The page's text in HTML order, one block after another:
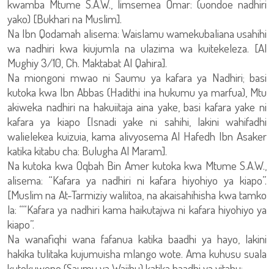
kwamba Mtume S.A.W., limsemea Omar: (uondoe nadhiri
yako) [Bukhari na Muslim].
Na Ibn Qodamah alisema: Waislamu wamekubaliana usahihi
wa nadhiri kwa kiujumla na ulazima wa kuitekeleza. [Al
Mughiy 3/10, Ch. Maktabat Al Qahira].
Na miongoni mwao ni Saumu ya kafara ya Nadhiri; basi
kutoka kwa Ibn Abbas (Hadithi ina hukumu ya marfua), Mtu
akiweka nadhiri na hakuiitaja aina yake, basi kafara yake ni
kafara ya kiapo [Isnadi yake ni sahihi, lakini wahifadhi
walielekea kuizuia, kama alivyosema Al Hafedh Ibn Asaker
katika kitabu cha: Bulugha Al Maram].
Na kutoka kwa Oqbah Bin Amer kutoka kwa Mtume S.A.W.,
alisema: “Kafara ya nadhiri ni kafara hiyohiyo ya kiapo”.
[Muslim na At-Tarmiziy waliitoa, na akaisahihisha kwa tamko
la: ““Kafara ya nadhiri kama haikutajwa ni kafara hiyohiyo ya
kiapo”.
Na wanafiqhi wana fafanua katika baadhi ya hayo, lakini
hakika tulitaka kujumuisha mlango wote. Ama kuhusu suala